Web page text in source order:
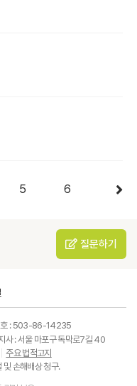
5 6
질문하기
호 : 503-86-14235
사 : 서울 마포구 독막로7길 40
주요 법적고지
및 손해배상 청구.